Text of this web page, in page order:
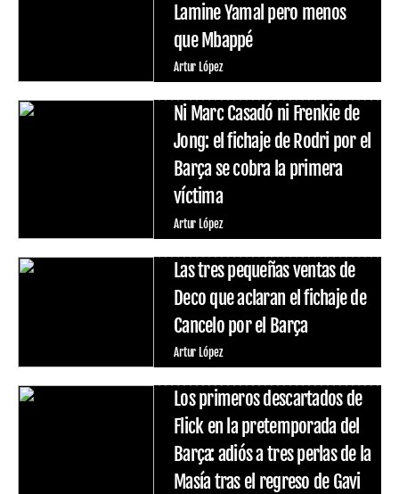
Lamine Yamal pero menos
que Mbappé
Artur López
Ni Marc Casadó ni Frenkie de
Jong: el fichaje de Rodri por el
Barça se cobra la primera
víctima
Artur López
Las tres pequeñas ventas de
Deco que aclaran el fichaje de
Cancelo por el Barça
Artur López
Los primeros descartados de
Flick en la pretemporada del
Barça: adiós a tres perlas de la
Masía tras el regreso de Gavi